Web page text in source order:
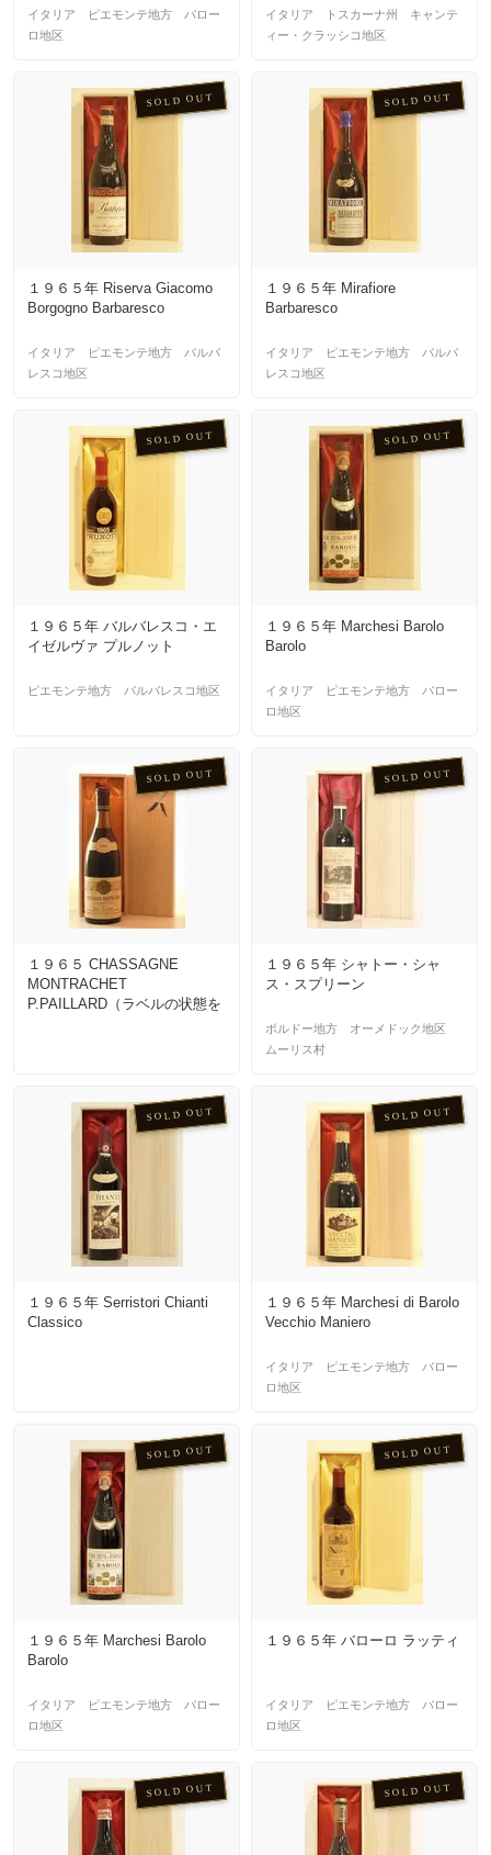
イタリア ピエモンテ地方 バロー
ロ地区
イタリア トスカーナ州 キャンテ
ィー・クラッシコ地区
SOLD OUT
１９６５年 Riserva Giacomo
Borgogno Barbaresco
イタリア ピエモンテ地方 バルバ
レスコ地区
SOLD OUT
１９６５年 Mirafiore
Barbaresco
イタリア ピエモンテ地方 バルバ
レスコ地区
SOLD OUT
１９６５年 バルバレスコ・エ
イゼルヴァ プルノット
ピエモンテ地方 バルバレスコ地区
SOLD OUT
１９６５年 Marchesi Barolo
Barolo
イタリア ピエモンテ地方 バロー
ロ地区
SOLD OUT
１９６５ CHASSAGNE
MONTRACHET
P.PAILLARD（ラベルの状態を
SOLD OUT
１９６５年 シャトー・シャ
ス・スプリーン
ボルドー地方 オーメドック地区
ムーリス村
SOLD OUT
１９６５年 Serristori Chianti
Classico
SOLD OUT
１９６５年 Marchesi di Barolo
Vecchio Maniero
イタリア ピエモンテ地方 バロー
ロ地区
SOLD OUT
１９６５年 Marchesi Barolo
Barolo
イタリア ピエモンテ地方 バロー
ロ地区
SOLD OUT
１９６５年 バローロ ラッティ
イタリア ピエモンテ地方 バロー
ロ地区
SOLD OUT SOLD OUT